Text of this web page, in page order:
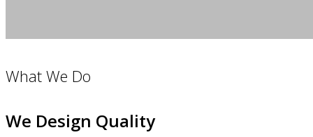
What We Do
We Design Quality